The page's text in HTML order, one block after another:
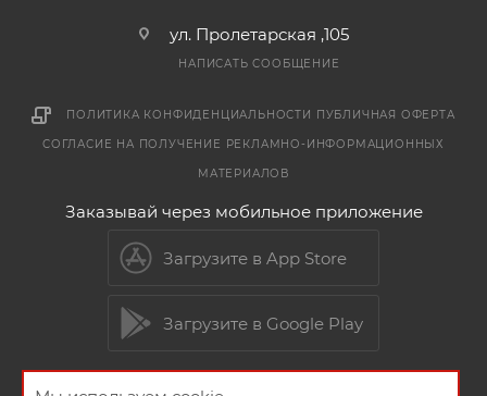
ул. Пролетарская ,105
НАПИСАТЬ СООБЩЕНИЕ
ПОЛИТИКА КОНФИДЕНЦИАЛЬНОСТИ ПУБЛИЧНАЯ ОФЕРТА
СОГЛАСИЕ НА ПОЛУЧЕНИЕ РЕКЛАМНО-ИНФОРМАЦИОННЫХ
МАТЕРИАЛОВ
Заказывай через мобильное приложение
Загрузите в App Store
Загрузите в Google Play